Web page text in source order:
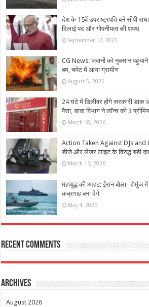
देश के 15वें उपराष्ट्रपति बने सीपी
दिलाई पद और गोपनीयता की शपथ
September 12, 2025
CG News: जवानों को नुक्सान
बम, चपेट में आया ग्रामीण
August 5, 2025
24 घंटे में डिलीवर होंगे सरकारी डाक
पैसा, डाक विभाग ने लॉन्च की 3
March 18, 2026
Action Taken Against DJs and
डीजे और लेजर लाइट के विरुद्ध बड़ी
March 13, 2026
महायुद्ध की आहट: ईरान बोला-
कब्रगाह बना देंगे
May 4, 2026
Recent Comments
Archives
August 2026